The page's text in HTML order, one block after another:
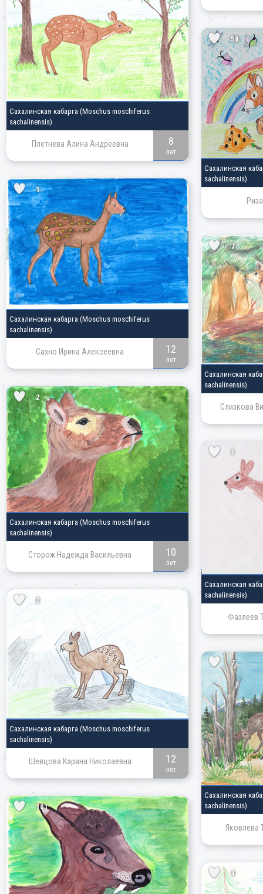
Сахалинская кабарга (Moschus moschiferus
sachalinensis)
Плетнева Алина Андреевна 8
лет
58
Сахалинская
sachalinensis)
1
Сахалинская кабарга (Moschus moschiferus
sachalinensis)
Сахно Ирина Алексеевна 12
лет
7
Сахалинская
sachalinensis)
Слизкова
2
Сахалинская кабарга (Moschus moschiferus
sachalinensis)
Сторож Надежда Васильевна 10
лет
1
Сахалинская
sachalinensis)
Фазлеев
2
Сахалинская кабарга (Moschus moschiferus
sachalinensis)
Шевцова Карина Николаевна 12
лет
7
Сахалинская
sachalinensis)
Яковлева
101
4